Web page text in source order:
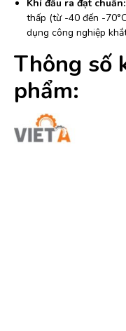
Khí đầu ra đạt chuẩn:
thấp (từ -40 đến -
dụng công nghiệp
Thông số
phẩm: